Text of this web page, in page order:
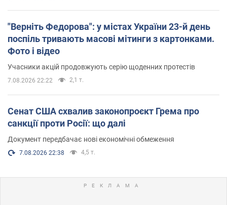
"Верніть Федорова": у містах України 23-й день
поспіль тривають масові мітинги з картонками.
Фото і відео
Учасники акцій продовжують серію щоденних протестів
7.08.2026 22:22 2,1 т.
Сенат США схвалив законопроєкт Грема про
санкції проти Росії: що далі
Документ передбачає нові економічні обмеження
7.08.2026 22:38 4,5 т.